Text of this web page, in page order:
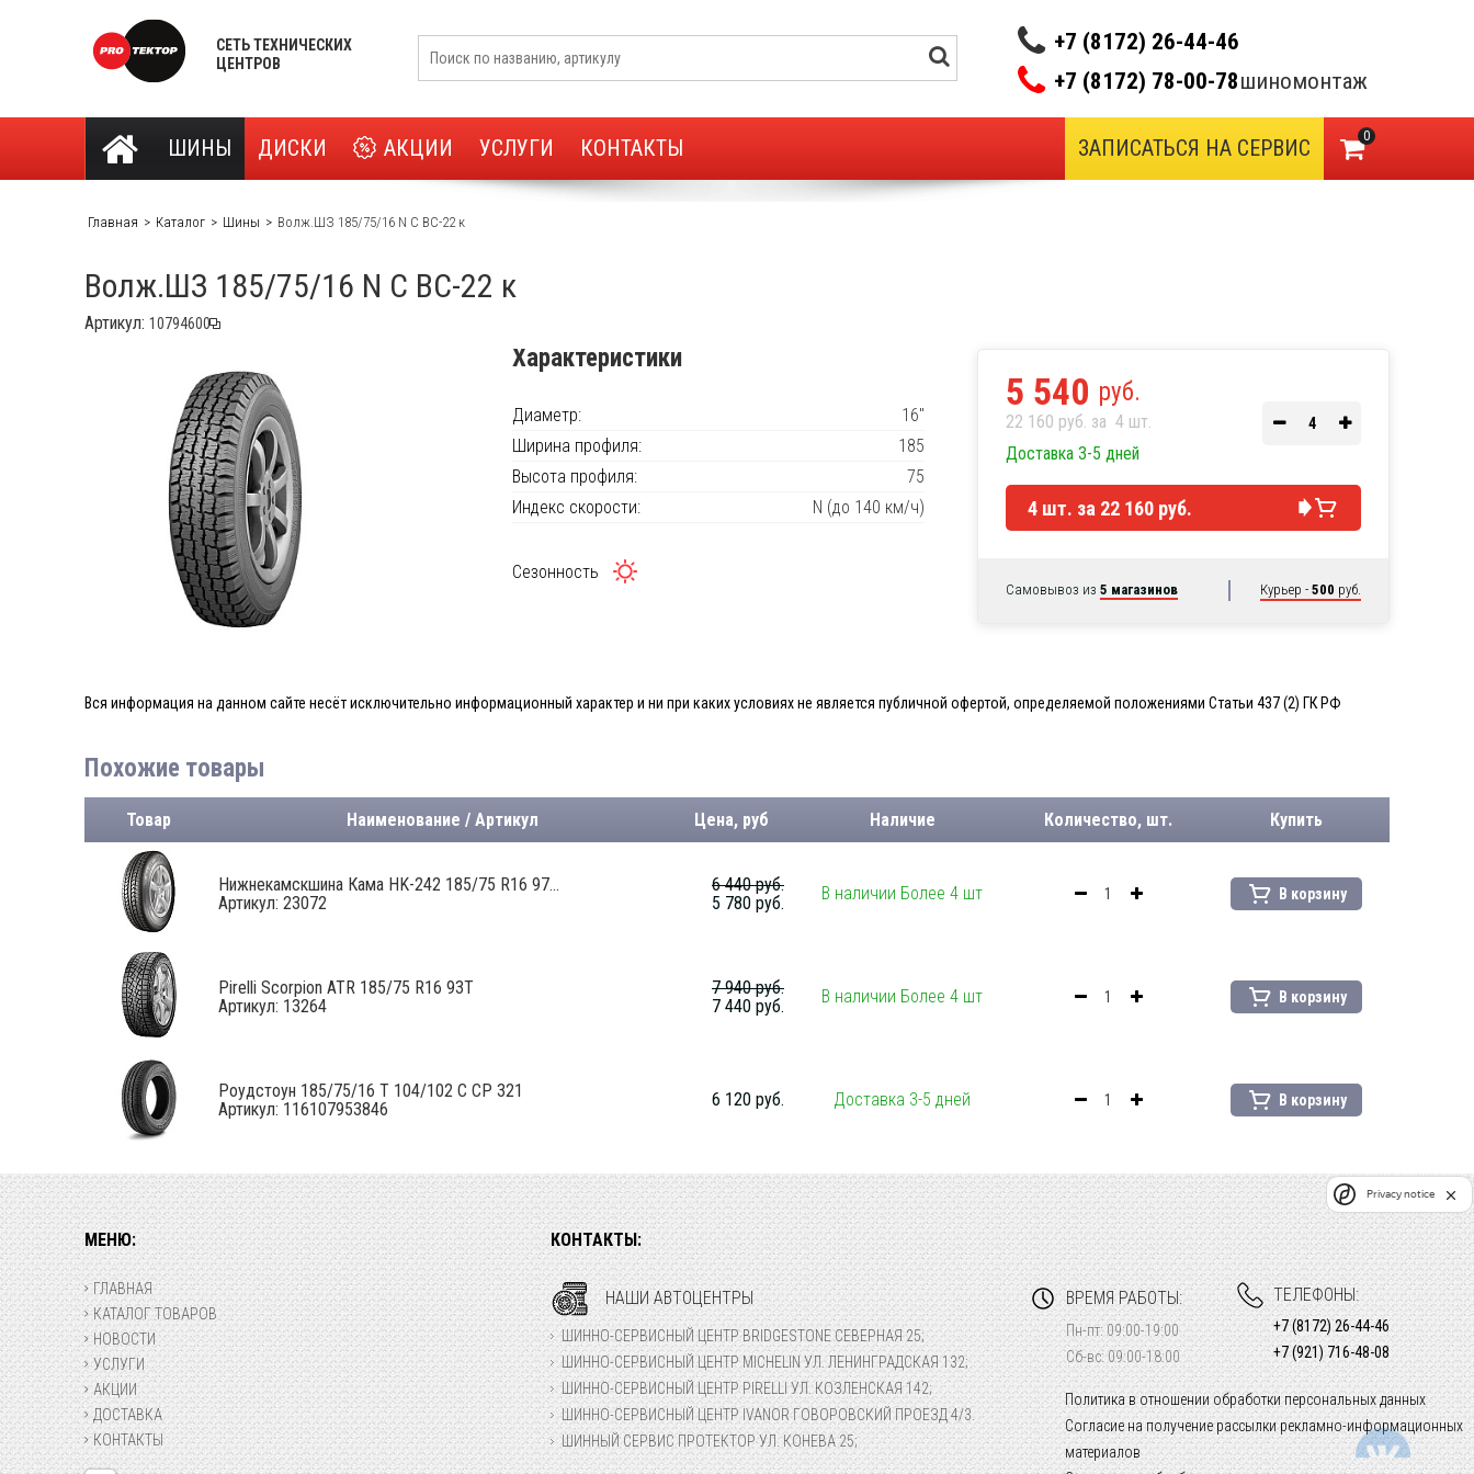
СЕТЬ ТЕХНИЧЕСКИХ
ЦЕНТРОВ
+7 (8172) 26-44-46
+7 (8172) 78-00-78шиномонтаж
ШИНЫ ДИСКИ АКЦИИ УСЛУГИ КОНТАКТЫ 0
ЗАПИСАТЬСЯ НА СЕРВИС
Главная Каталог Шины Волж.ШЗ 185/75/16 N C ВС-22 к
Волж.ШЗ 185/75/16 N C ВС-22 к
Артикул:
Характеристики
Диаметр:
16"
Ширина профиля:
185
Высота профиля:
75
Индекс скорости:
N (до 140 км/ч)
Сезонность
5 540 руб.
22 160 руб. за 4 шт.
Доставка 3-5 дней
4 шт. за 22 160 руб.
Самовывоз из 5 магазинов Курьер - 500 руб.
Вся информация на данном сайте несёт исключительно информационный характер и ни при каких условиях не является публичной офертой, определяемой положениями Статьи 437 (2) ГК РФ
Похожие товары
Товар Наименование / Артикул Цена, руб Наличие Количество, шт. Купить
Нижнекамскшина Кама HK-242 185/75 R16 97...
Артикул: 23072
6 440 руб.
5 780 руб.
В наличии Более 4 шт В корзину
Pirelli Scorpion ATR 185/75 R16 93T
Артикул: 13264
7 940 руб.
7 440 руб.
В наличии Более 4 шт В корзину
Роудстоун 185/75/16 T 104/102 C CP 321
Артикул: 116107953846
6 120 руб. Доставка 3-5 дней В корзину
МЕНЮ:
ГЛАВНАЯ
КАТАЛОГ ТОВАРОВ
НОВОСТИ
УСЛУГИ
АКЦИИ
ДОСТАВКА
КОНТАКТЫ
КОНТАКТЫ:
НАШИ АВТОЦЕНТРЫ
ШИННО-СЕРВИСНЫЙ ЦЕНТР BRIDGESTONE СЕВЕРНАЯ 25;
ШИННО-СЕРВИСНЫЙ ЦЕНТР MICHELIN УЛ. ЛЕНИНГРАДСКАЯ 132;
ШИННО-СЕРВИСНЫЙ ЦЕНТР PIRELLI УЛ. КОЗЛЕНСКАЯ 142;
ШИННО-СЕРВИСНЫЙ ЦЕНТР IVANOR ГОВОРОВСКИЙ ПРОЕЗД 4/3.
ШИННЫЙ СЕРВИС ПРОТЕКТОР УЛ. КОНЕВА 25;
ВРЕМЯ РАБОТЫ:
Пн-пт: 09:00-19:00
Сб-вс: 09:00-18:00
Политика в отношении обработки персональных данных
Согласие на получение рассылки рекламно-информационных
материалов
ТЕЛЕФОНЫ:
+7 (8172) 26-44-46
+7 (921) 716-48-08
Privacy notice